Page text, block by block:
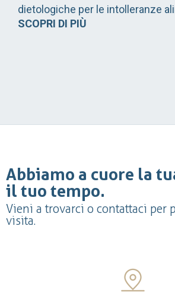
dietologiche per le intolleranze
SCOPRI DI PIÙ
Abbiamo a cuore la
il tuo tempo.
Vieni a trovarci o contattaci per
visita.